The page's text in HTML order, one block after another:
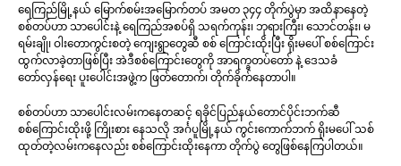
ရေကြည်မြို့နယ် မြောက်စမ်းအမြောက်တပ် အမတ ၃၄၄ တိုက်ပွဲမှာ အထိနာနေတဲ့
စစ်တပ်ဟာ သာပေါင်းနဲ့ ရေကြည်အစပ်ရှိ သရက်ကုန်း၊ ဘုရားကြီး၊ သောင်တန်း၊ မ
ရမ်းချို၊ ဝါးတောကွင်းစတဲ့ ကျေးရွာတွေဆီ စစ် ကြောင်းထိုးပြီး ရိုးမပေါ် စစ်ကြောင်း
ထွက်လာခဲ့တာဖြစ်ပြီး အဲဒီစစ်ကြောင်းတွေကို အာရက္ခတပ်တော် နဲ့ ဒေသခံ
တော်လှန်ရေး ပူးပေါင်းအဖွဲ့က ဖြတ်တောက်၊ တိုက်ခိုက်နေတာပါ။
စစ်တပ်ဟာ သာပေါင်းလမ်းကနေတဆင့် ရခိုင်ပြည်နယ်တောင်ပိုင်းဘက်ဆီ
စစ်ကြောင်းထိုးဖို့ ကြိုးစား နေသလို အင်္ဂပူမြို့နယ် ကွင်းကောက်ဘက် ရိုးမပေါ် သစ်
ထုတ်တဲ့လမ်းကနေလည်း စစ်ကြောင်းထိုးနေကာ တိုက်ပွဲ တွေဖြစ်နေကြပါတယ်။